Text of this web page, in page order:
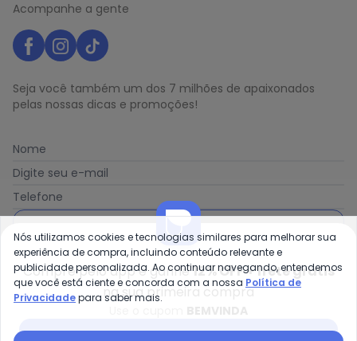
Acompanhe a gente
Seja você também um dos 7 milhões de apaixonados
pelas nossas dicas e promoções!
Nome
Digite seu e-mail
Telefone
Ao enviar o cadastro, você concorda com a nossa Política
de Privacidade
Compre pelo app e ganhe12% OFF + frete grátis
na sua primeira compra
Nós utilizamos cookies e tecnologias similares para melhorar sua
experiência de compra, incluindo conteúdo relevante e
publicidade personalizada. Ao continuar navegando, entendemos
que você está ciente e concorda com a nossa Política de
Privacidadepara saber mais.